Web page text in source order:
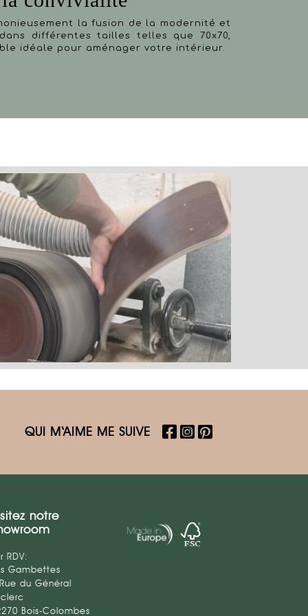
la fusion de la modernité et
différentes tailles telles que 70x70,
idéale pour aménager votre intérieur.
QUI M‘AIME ME SUIVE
notre
RDV:
Gambettes
du Général
Bois-Colombes